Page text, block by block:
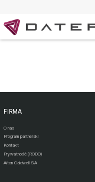
FIRMA
O nas
Program partnerski
Kontakt
Prywatność (RODO)
Aiton Caldwell SA